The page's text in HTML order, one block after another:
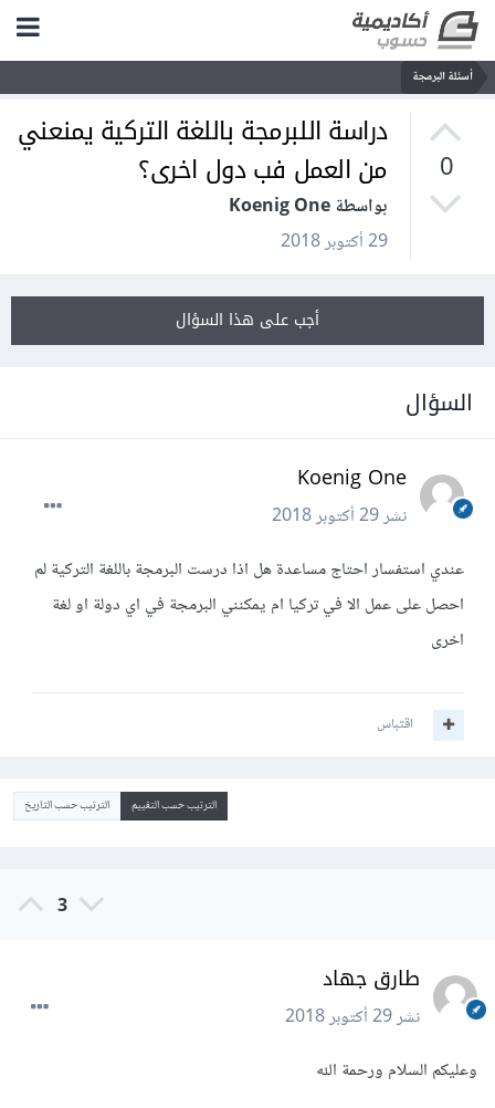
أسئلة البرمجة
0
دراسة اللبرمجة باللغة التركية يمنعني
من العمل فب دول اخرى؟
بواسطة Koenig One
29 أكتوبر 2018
أجب على هذا السؤال
السؤال
Koenig One
نشر29 أكتوبر 2018
عندي استفسار احتاج مساعدة هل اذا درست البرمجة باللغة التركية لم
احصل على عمل الا في تركيا ام يمكنني البرمجة في اي دولة او لغة
اخرى
اقتباس
الترتيب حسب التقييم الترتيب حسب التاريخ
3
طارق جهاد
نشر29 أكتوبر 2018
وعليكم السلام ورحمة الله